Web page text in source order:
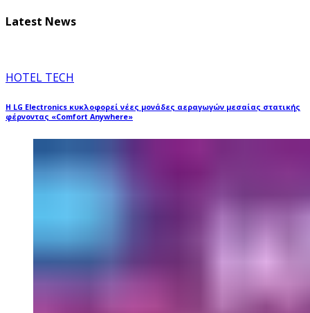
Latest News
HOTEL TECH
Η LG Electronics κυκλοφορεί νέες μονάδες αεραγωγών μεσαίας στατικής
φέρνοντας «Comfort Anywhere»